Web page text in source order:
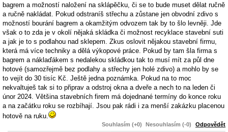
bagrem a možností naložení na sklápěčku, či se to bude muset dělat ručně
a ručně nakládat. Pokud odstraníš střechu a zůstane jen obvodní zdivo s
možností bourání bagrem a okamžitým odvozem tak by to šlo levněji. Jde
však o to zda je v okolí nějaká skládka či možnost recyklace stavební suti
a jak je to s podlahou nad sklepem. Zkus oslovit nějakou stavební firmu,
která má více techniky a dělá výkopové práce. Pokud by tam šla firma s
bagrem a náklaďákem s nedalekou skládkou tak to musí mít za půl dne
hotové (samozřejmě bez podlahy a střechy jen holé zdivo) a mohlo by se
to vejít do 30 tisíc Kč. Ještě jedna poznámka. Pokud na to moc
nekvaltuješ tak si to připrav a odstroj okna a dveře a nech to na leden či
únor 2024. Většina stavebních firem má dojednané termíny do konce roku
a na začátku roku se rozbíhají. Jsou pak rádi i za menší zakázku placenou
hotově na ruku.
Souhlasím (+0) Nesouhlasím (-0) Odpovědět